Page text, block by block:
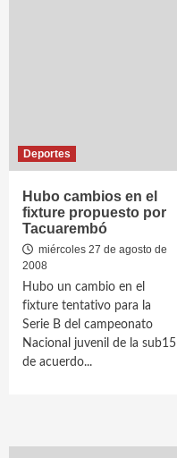
Deportes
Hubo cambios en el
fixture propuesto por
Tacuarembó
miércoles 27 de agosto de
2008
Hubo un cambio en el
fixture tentativo para la
Serie B del campeonato
Nacional juvenil de la sub15
de acuerdo...